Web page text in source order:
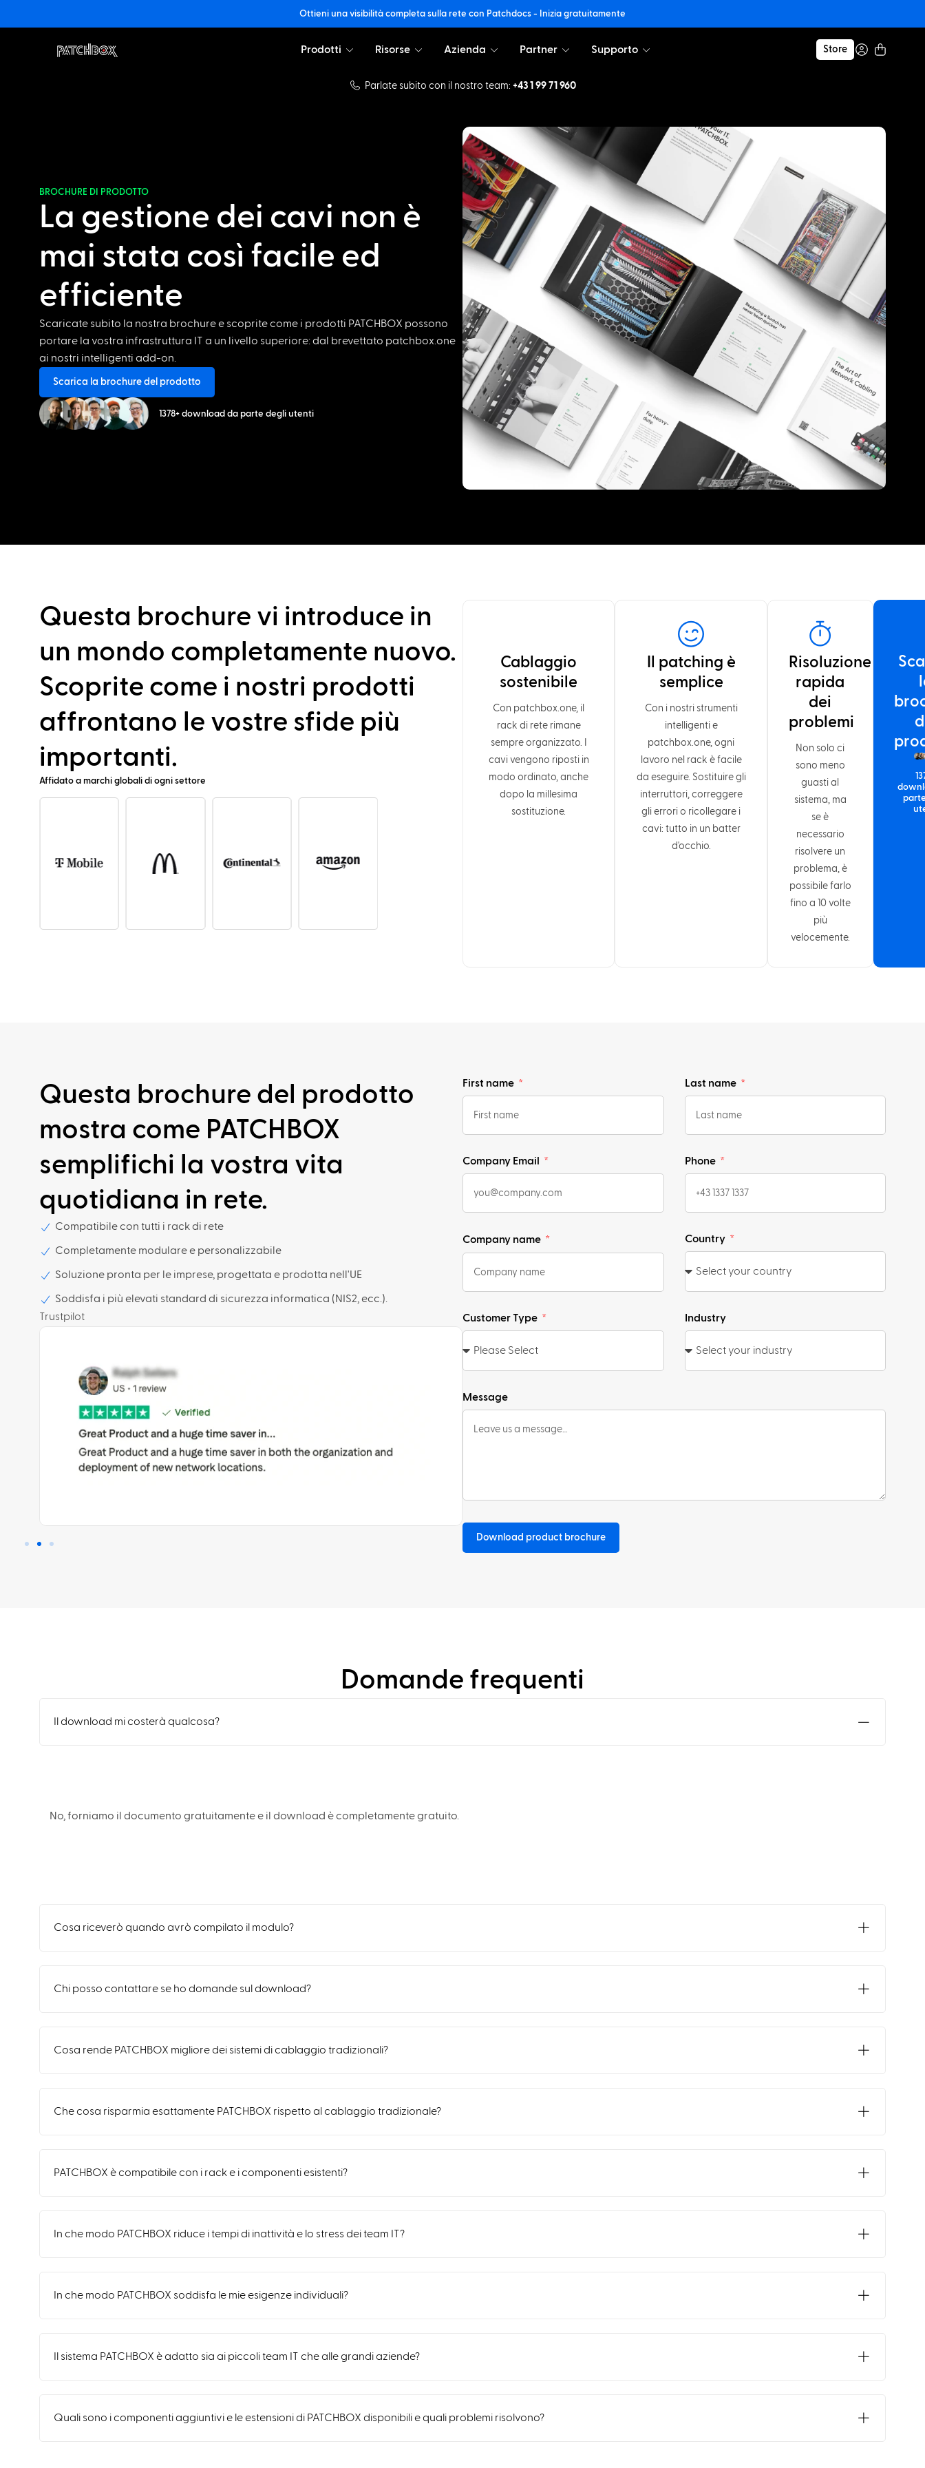
Ottieni una visibilità completa sulla rete con Patchdocs - Inizia gratuitamente
Prodotti Risorse Azienda Partner Supporto Store
Parlate subito con il nostro team: +43 1 99 71 960
BROCHURE DI PRODOTTO
La gestione dei cavi non è
mai stata così facile ed
efficiente
Scaricate subito la nostra brochure e scoprite come i prodotti PATCHBOX possono
portare la vostra infrastruttura IT a un livello superiore: dal brevettato patchbox.one
ai nostri intelligenti add-on.
Scarica la brochure del prodotto
1378+ download da parte degli utenti
Questa brochure vi introduce in
un mondo completamente nuovo.
Scoprite come i nostri prodotti
affrontano le vostre sfide più
importanti.
Affidato a marchi globali di ogni settore
Cablaggio
sostenibile
Con patchbox.one, il
rack di rete rimane
sempre organizzato. I
cavi vengono riposti in
modo ordinato, anche
dopo la millesima
sostituzione.
Il patching è
semplice
Con i nostri strumenti
intelligenti e
patchbox.one, ogni
lavoro nel rack è facile
da eseguire. Sostituire gli
interruttori, correggere
gli errori o ricollegare i
cavi: tutto in un batter
d'occhio.
Risoluzione
rapida
dei
problemi
Non solo ci
sono meno
guasti al
sistema, ma
se è
necessario
risolvere un
problema, è
possibile farlo
fino a 10 volte
più
velocemente.
Questa brochure del prodotto
mostra come PATCHBOX
semplifichi la vostra vita
quotidiana in rete.
Compatibile con tutti i rack di rete
Completamente modulare e personalizzabile
Soluzione pronta per le imprese, progettata e prodotta nell'UE
Soddisfa i più elevati standard di sicurezza informatica (NIS2, ecc.).
Trustpilot
First name Last name
Company Email Phone
Company name Country
Customer Type Industry
Message
Download product brochure
Domande frequenti
Il download mi costerà qualcosa?
No, forniamo il documento gratuitamente e il download è completamente gratuito.
Cosa riceverò quando avrò compilato il modulo?
Chi posso contattare se ho domande sul download?
Cosa rende PATCHBOX migliore dei sistemi di cablaggio tradizionali?
Che cosa risparmia esattamente PATCHBOX rispetto al cablaggio tradizionale?
PATCHBOX è compatibile con i rack e i componenti esistenti?
In che modo PATCHBOX riduce i tempi di inattività e lo stress dei team IT?
In che modo PATCHBOX soddisfa le mie esigenze individuali?
Il sistema PATCHBOX è adatto sia ai piccoli team IT che alle grandi aziende?
Quali sono i componenti aggiuntivi e le estensioni di PATCHBOX disponibili e quali problemi risolvono?